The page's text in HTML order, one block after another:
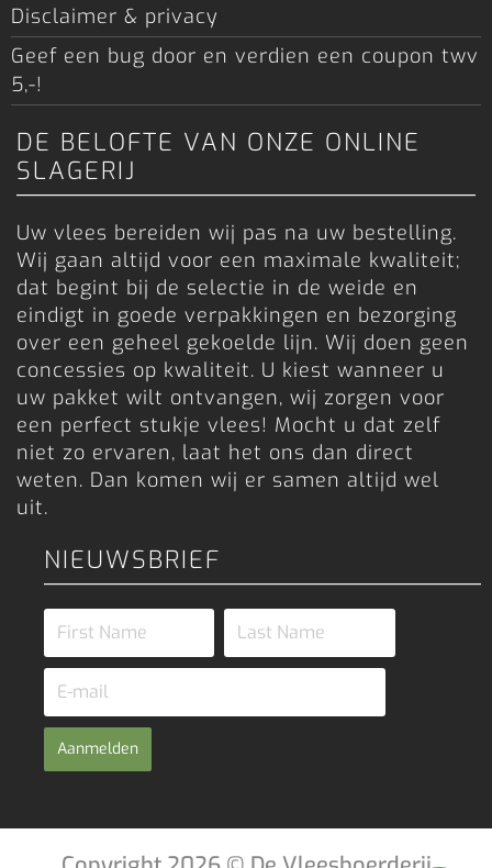
Disclaimer & privacy
Geef een bug door en verdien een coupon twv
5,-!
DE BELOFTE VAN ONZE ONLINE
SLAGERIJ
Uw vlees bereiden wij pas na uw bestelling.
Wij gaan altijd voor een maximale kwaliteit;
dat begint bij de selectie in de weide en
eindigt in goede verpakkingen en bezorging
over een geheel gekoelde lijn. Wij doen geen
concessies op kwaliteit. U kiest wanneer u
uw pakket wilt ontvangen, wij zorgen voor
een perfect stukje vlees! Mocht u dat zelf
niet zo ervaren, laat het ons dan direct
weten. Dan komen wij er samen altijd wel
uit.
NIEUWSBRIEF
Aanmelden